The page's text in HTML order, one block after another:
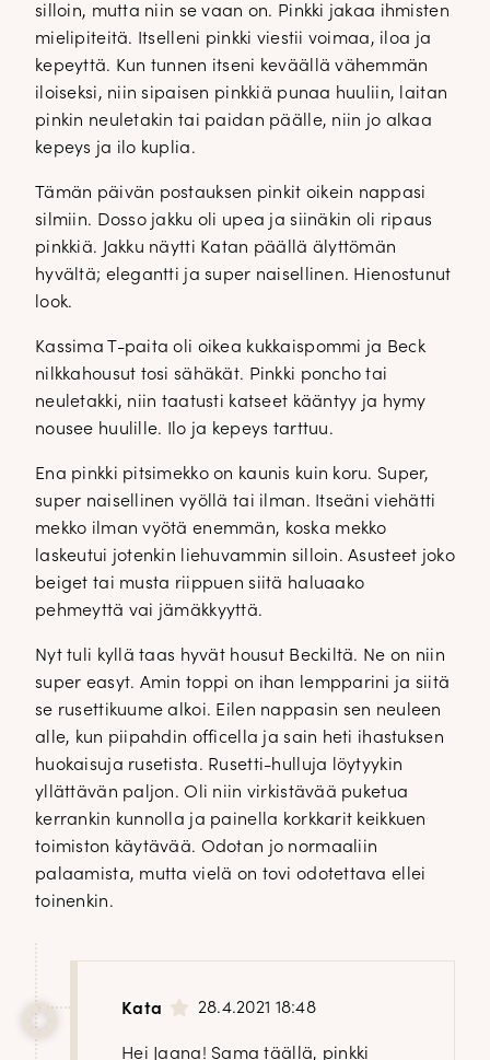
silloin, mutta niin se vaan on. Pinkki jakaa ihmisten
mielipiteitä. Itselleni pinkki viestii voimaa, iloa ja
kepeyttä. Kun tunnen itseni keväällä vähemmän
iloiseksi, niin sipaisen pinkkiä punaa huuliin, laitan
pinkin neuletakin tai paidan päälle, niin jo alkaa
kepeys ja ilo kuplia.
Tämän päivän postauksen pinkit oikein nappasi
silmiin. Dosso jakku oli upea ja siinäkin oli ripaus
pinkkiä. Jakku näytti Katan päällä älyttömän
hyvältä; elegantti ja super naisellinen. Hienostunut
look.
Kassima T-paita oli oikea kukkaispommi ja Beck
nilkkahousut tosi sähäkät. Pinkki poncho tai
neuletakki, niin taatusti katseet kääntyy ja hymy
nousee huulille. Ilo ja kepeys tarttuu.
Ena pinkki pitsimekko on kaunis kuin koru. Super,
super naisellinen vyöllä tai ilman. Itseäni viehätti
mekko ilman vyötä enemmän, koska mekko
laskeutui jotenkin liehuvammin silloin. Asusteet joko
beiget tai musta riippuen siitä haluaako
pehmeyttä vai jämäkkyyttä.
Nyt tuli kyllä taas hyvät housut Beckiltä. Ne on niin
super easyt. Amin toppi on ihan lempparini ja siitä
se rusettikuume alkoi. Eilen nappasin sen neuleen
alle, kun piipahdin officella ja sain heti ihastuksen
huokaisuja rusetista. Rusetti-hulluja löytyykin
yllättävän paljon. Oli niin virkistävää puketua
kerrankin kunnolla ja painella korkkarit keikkuen
toimiston käytävää. Odotan jo normaaliin
palaamista, mutta vielä on tovi odotettava ellei
toinenkin.
Kata 28.4.2021 18:48
Hei Jaana! Sama täällä, pinkki